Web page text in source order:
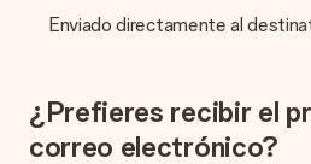
transportes la encargada de
obsequio?
El tiempo de entrega se puede
producto del regalo.
Enviado directamente al
¿Prefieres recibir el
correo electrónico?